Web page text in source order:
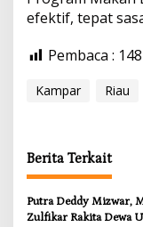
efektif, tepat
Pembaca : 148
Kampar Riau
Berita Terkait
Putra Deddy Mizwar,
Zulfikar Rakita Dewa